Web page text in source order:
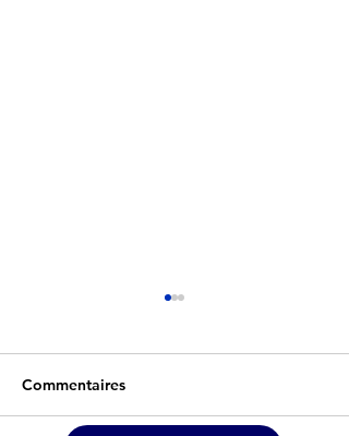
Commentaires